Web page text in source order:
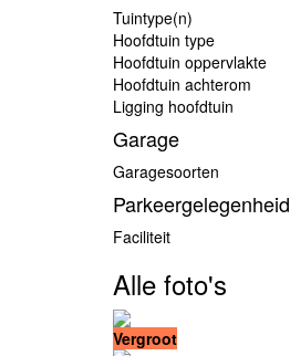
Tuintype(n)
Hoofdtuin type
Hoofdtuin oppervlakte
Hoofdtuin achterom
Ligging hoofdtuin
Garage
Garagesoorten
Parkeergelegenheid
Faciliteit
Alle foto's
Vergroot